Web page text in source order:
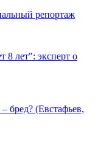
репортаж
8 лет": эксперт о
бред? (Евстафьев,